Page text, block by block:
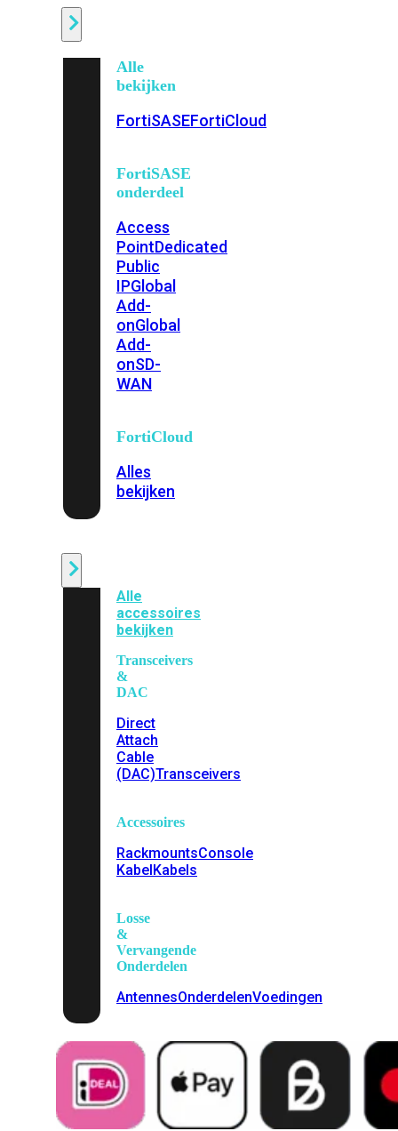
Alle
bekijken
FortiSASEFortiCloud
FortiSASE
onderdeel
Access
PointDedicated
Public
IPGlobal
Add-
onGlobal
Add-
onSD-
WAN
FortiCloud
Alles
bekijken
Alle
accessoires
bekijken
Transceivers
&
DAC
Direct
Attach
Cable
(DAC)Transceivers
Accessoires
RackmountsConsole
KabelKabels
Losse
&
Vervangende
Onderdelen
AntennesOnderdelenVoedingen